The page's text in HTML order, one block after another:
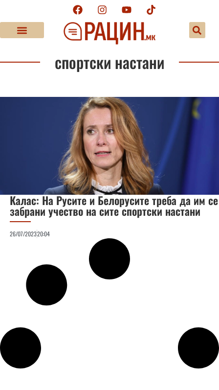
спортски настани
Калас: На Русите и Белорусите треба да им се
забрани учество на сите спортски настани
26/07/202320:04